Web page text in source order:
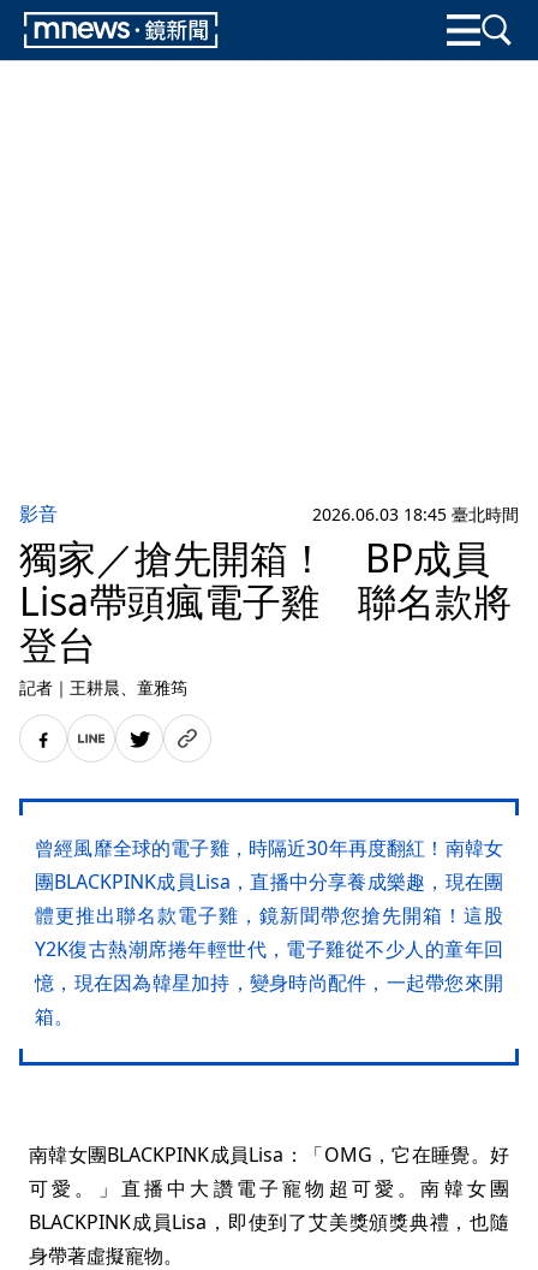
影音 2026.06.03 18:45 臺北時間
獨家／搶先開箱！ BP成員
Lisa帶頭瘋電子雞 聯名款將
登台
記者 ｜ 王耕晨、童雅筠
曾經風靡全球的電子雞，時隔近30年再度翻紅！南韓女
團BLACKPINK成員Lisa，直播中分享養成樂趣，現在團
體更推出聯名款電子雞，鏡新聞帶您搶先開箱！這股
Y2K復古熱潮席捲年輕世代，電子雞從不少人的童年回
憶，現在因為韓星加持，變身時尚配件，一起帶您來開
箱。
南韓女團BLACKPINK成員Lisa：「OMG，它在睡覺。好
可愛。」直播中大讚電子寵物超可愛。南韓女團
BLACKPINK成員Lisa，即使到了艾美獎頒獎典禮，也隨
身帶著虛擬寵物。